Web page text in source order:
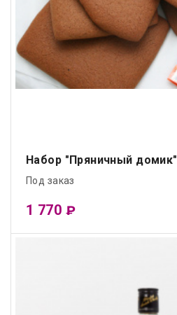
Набор "Пряничный домик"
Под заказ
1 770 ₽